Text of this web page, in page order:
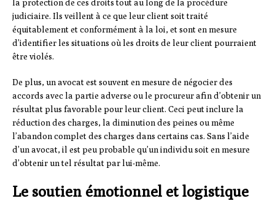
la protection de ces droits tout au long de la procédure
judiciaire. Ils veillent à ce que leur client soit traité
équitablement et conformément à la loi, et sont en mesure
d’identifier les situations où les droits de leur client pourraient
être violés.
De plus, un avocat est souvent en mesure de négocier des
accords avec la partie adverse ou le procureur afin d’obtenir un
résultat plus favorable pour leur client. Ceci peut inclure la
réduction des charges, la diminution des peines ou même
l’abandon complet des charges dans certains cas. Sans l’aide
d’un avocat, il est peu probable qu’un individu soit en mesure
d’obtenir un tel résultat par lui-même.
Le soutien émotionnel et logistique